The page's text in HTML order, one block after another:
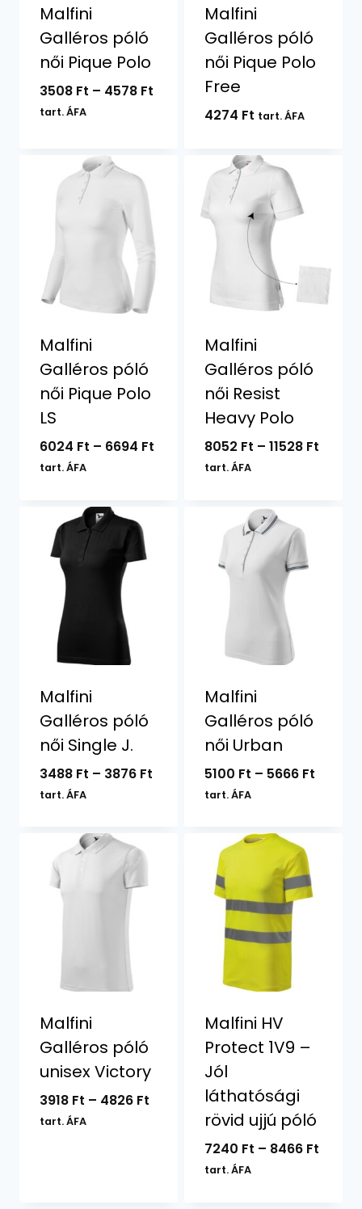
Malfini
Galléros póló
női Pique Polo
3508 Ft – 4578 FtÁrtartomány:
tart. ÁFA
Malfini
Galléros póló
női Pique Polo
Free
4274 Ft tart. ÁFA
Malfini
Galléros póló
női Pique Polo
LS
6024 Ft – 6694 FtÁrtartomány:
tart. ÁFA
Malfini
Galléros póló
női Resist
Heavy Polo
8052 Ft – 11528 Ft
tart. ÁFA
Malfini
Galléros póló
női Single J.
3488 Ft – 3876 FtÁrtartomány:
tart. ÁFA
Malfini
Galléros póló
női Urban
5100 Ft – 5666 Ft
tart. ÁFA
Malfini
Galléros póló
unisex Victory
3918 Ft – 4826 FtÁrtartomány:
tart. ÁFA
Malfini HV
Protect 1V9 –
Jól
láthatósági
rövid ujjú póló
7240 Ft – 8466 Ft
tart. ÁFA